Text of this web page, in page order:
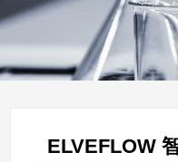
ELVEFLOW